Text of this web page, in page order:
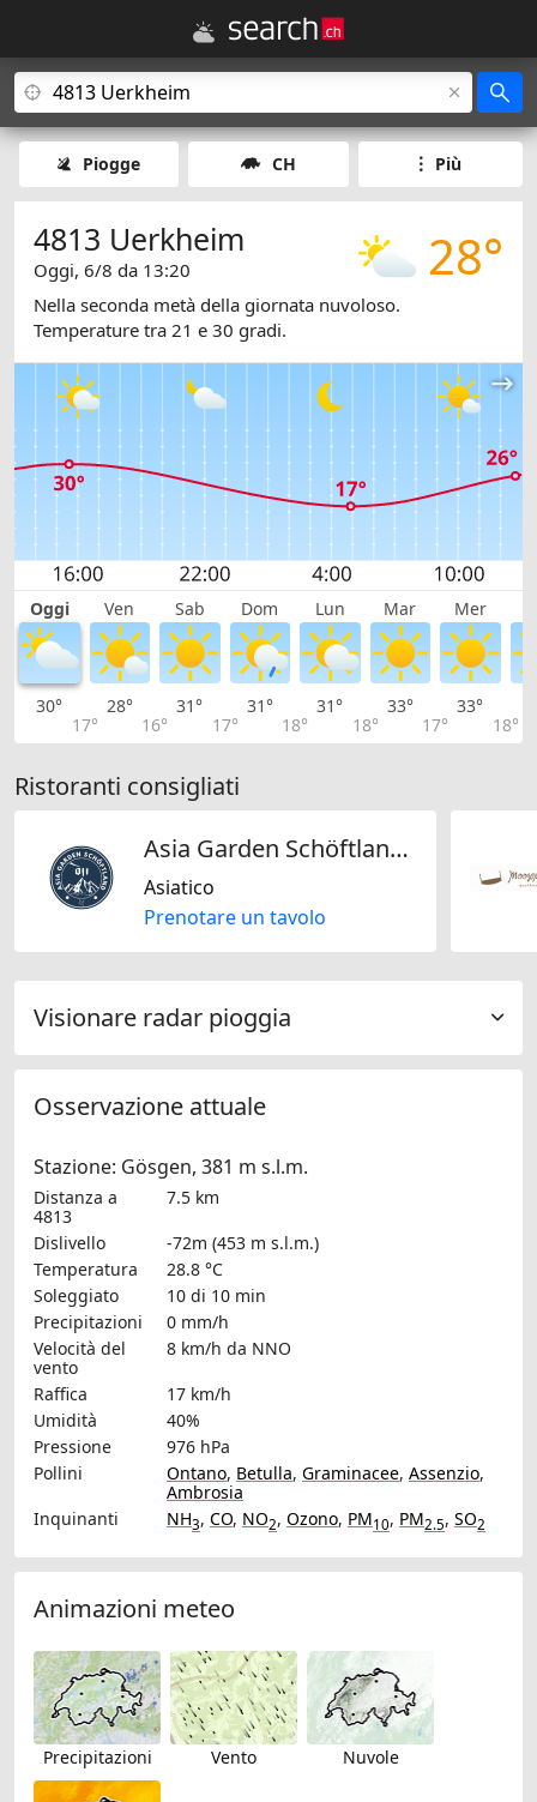
Piogge CH Più
28°
4813 Uerkheim
Oggi, 6/8 da 13:20
Nella seconda metà della giornata nuvoloso.
Temperature tra 21 e 30 gradi.
Oggi Ven Sab Dom Lun Mar Mer
30°
17°
28°
16°
31°
17°
31°
18°
31°
18°
33°
17°
33°
18°
Ristoranti consigliati
Asia Garden Schöftland Badintsang
Asiatico
Prenotare un tavolo
Visionare radar pioggia
Osservazione attuale
Stazione: Gösgen, 381 m s.l.m.
Distanza a
4813
7.5 km
Dislivello
-72m (453 m s.l.m.)
Temperatura
28.8 °C
Soleggiato
10 di 10 min
Precipitazioni
0 mm/h
Velocità del
vento
8 km/h da NNO
Raffica
17 km/h
Umidità
40%
Pressione
976 hPa
Pollini
Ontano, Betulla, Graminacee, Assenzio,
Ambrosia
Inquinanti
NH3, CO, NO2, Ozono, PM10, PM2.5, SO2
Animazioni meteo
Precipitazioni Vento Nuvole